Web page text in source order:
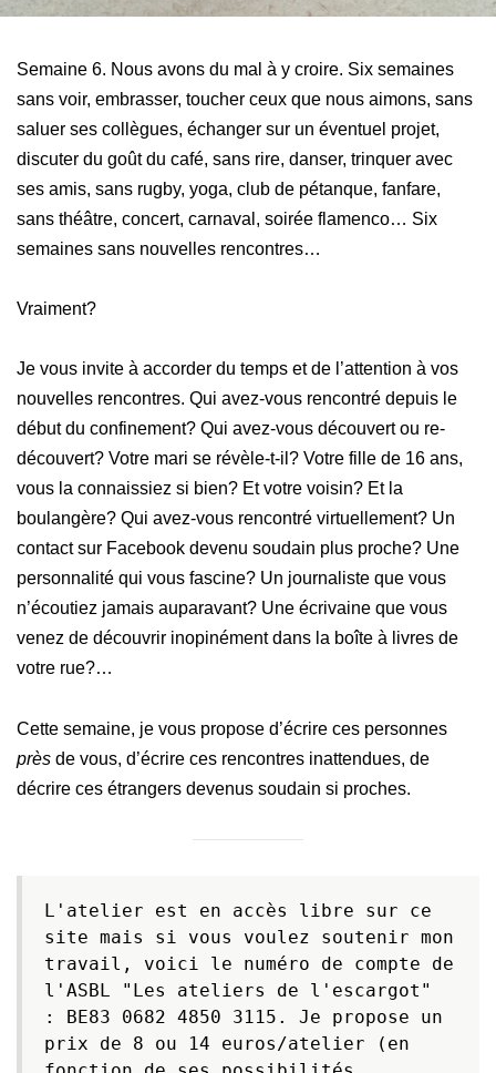
Semaine 6. Nous avons du mal à y croire. Six semaines
sans voir, embrasser, toucher ceux que nous aimons, sans
saluer ses collègues, échanger sur un éventuel projet,
discuter du goût du café, sans rire, danser, trinquer avec
ses amis, sans rugby, yoga, club de pétanque, fanfare,
sans théâtre, concert, carnaval, soirée flamenco… Six
semaines sans nouvelles rencontres…
Vraiment?
Je vous invite à accorder du temps et de l’attention à vos
nouvelles rencontres. Qui avez-vous rencontré depuis le
début du confinement? Qui avez-vous découvert ou re-
découvert? Votre mari se révèle-t-il? Votre fille de 16 ans,
vous la connaissiez si bien? Et votre voisin? Et la
boulangère? Qui avez-vous rencontré virtuellement? Un
contact sur Facebook devenu soudain plus proche? Une
personnalité qui vous fascine? Un journaliste que vous
n’écoutiez jamais auparavant? Une écrivaine que vous
venez de découvrir inopinément dans la boîte à livres de
votre rue?…
Cette semaine, je vous propose d’écrire ces personnes
près de vous, d’écrire ces rencontres inattendues, de
décrire ces étrangers devenus soudain si proches.
L'atelier est en accès libre sur ce
site mais si vous voulez soutenir mon
travail, voici le numéro de compte de
l'ASBL "Les ateliers de l'escargot"
: BE83 0682 4850 3115. Je propose un
prix de 8 ou 14 euros/atelier (en